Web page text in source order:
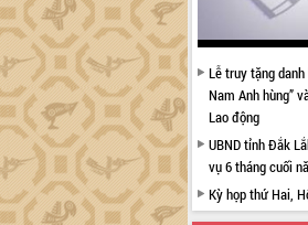
Lễ truy tặng danh
Nam Anh hùng”
Lao động
UBND tỉnh Đắk
vụ 6 tháng cuối
Kỳ họp thứ Hai,
tỉnh khóa XI